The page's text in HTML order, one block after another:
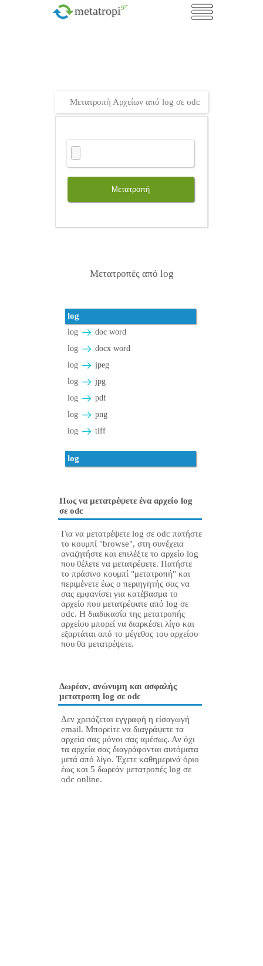
metatropi.gr
Μετατροπή Αρχείων από log σε odc
Μετατροπή
Μετατροπές από log
log
log
doc word
log
docx word
log
jpeg
log
jpg
log
pdf
log
png
log
tiff
log
Πως να μετατρέψετε ένα αρχείο log
σε odc
Για να μετατρέψετε log σε odc πατήστε
το κουμπί "browse", στη συνέχεια
αναζητήστε και επιλέξτε το αρχείο log
που θέλετε να μετατρέψετε. Πατήστε
το πράσινο κουμπί "μετατροπή" και
περιμένετε έως ο περιηγητής σας να
σας εμφανίσει για κατέβασμα το
αρχείο που μετατρέψατε από log σε
odc. Η διαδικασία της μετατροπής
αρχείου μπορεί να διαρκέσει λίγο και
εξαρτάται από το μέγεθος του αρχείου
που θα μετατρέψετε.
Δωρέαν, ανώνυμη και ασφαλής
μετατροπη log σε odc
Δεν χρειάζεται εγγραφή η είσαγωγή
email. Μπορείτε να διαγράψετε τα
αρχεία σας μόνοι σας αμέσως. Αν όχι
τα αρχεία σας διαγράφονται αυτόματα
μετά από λίγο. Έχετε καθημερινά όριο
έως και 5 δωρεάν μετατροπές log σε
odc online.